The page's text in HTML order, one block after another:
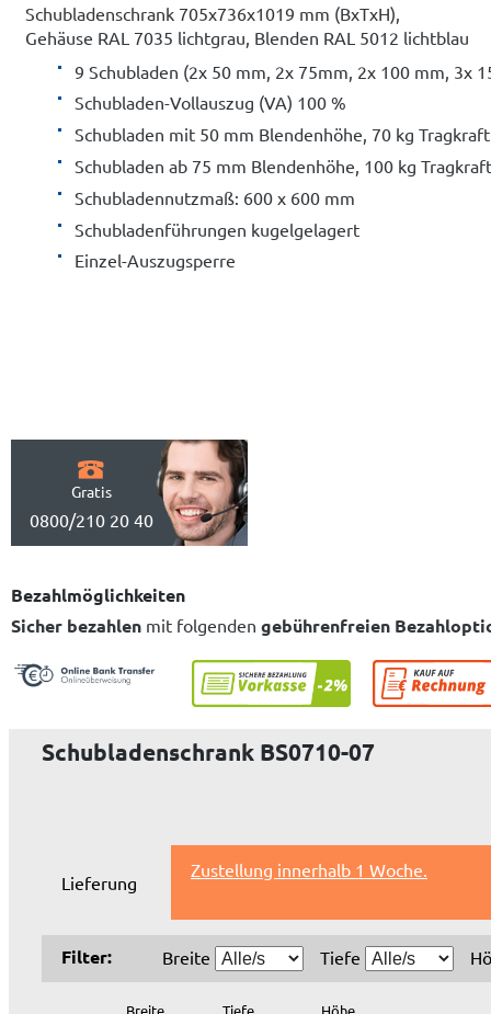
Schubladenschrank 705x736x1019 mm (BxTxH),
Gehäuse RAL 7035 lichtgrau, Blenden RAL 5012 lichtblau
9 Schubladen (2x 50 mm, 2x 75mm, 2x 100 mm, 3x
Schubladen-Vollauszug (VA) 100 %
Schubladen mit 50 mm Blendenhöhe, 70 kg Tragkraft
Schubladen ab 75 mm Blendenhöhe, 100 kg Tragkraft
Schubladennutzmaß: 600 x 600 mm
Schubladenführungen kugelgelagert
Einzel-Auszugsperre
Gratis
0800/210 20 40
Bezahlmöglichkeiten
Sicher bezahlen mit folgenden gebührenfreien
Schubladenschrank BS0710-07
Lieferung
Zustellung innerhalb 1 Woche.
Filter: Breite Tiefe
Breite Tiefe Höhe